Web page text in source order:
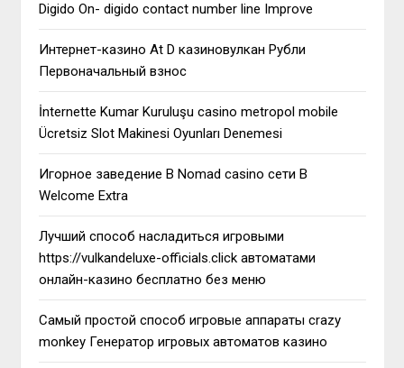
Digido On- digido contact number line Improve
Интернет-казино At D казиновулкан Рубли
Первоначальный взнос
İnternette Kumar Kuruluşu casino metropol mobile
Ücretsiz Slot Makinesi Oyunları Denemesi
Игорное заведение В Nomad casino сети В
Welcome Extra
Лучший способ насладиться игровыми
https://vulkandeluxe-officials.click автоматами
онлайн-казино бесплатно без меню
Самый простой способ игровые аппараты crazy
monkey Генератор игровых автоматов казино